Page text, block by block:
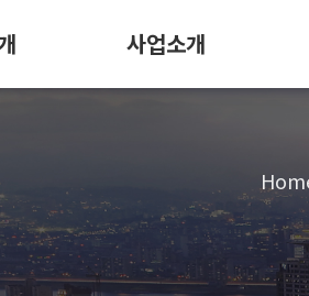
사업소개